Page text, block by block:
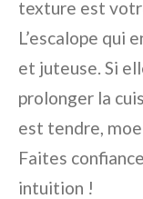
texture est
L’escalope qui
et juteuse. Si
prolonger la
est tendre,
Faites
intuition !